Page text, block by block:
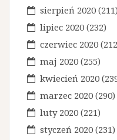
sierpień 2020 (211)
lipiec 2020 (232)
czerwiec 2020
maj 2020 (255)
kwiecień 2020
marzec 2020 (290)
luty 2020 (221)
styczeń 2020 (231)